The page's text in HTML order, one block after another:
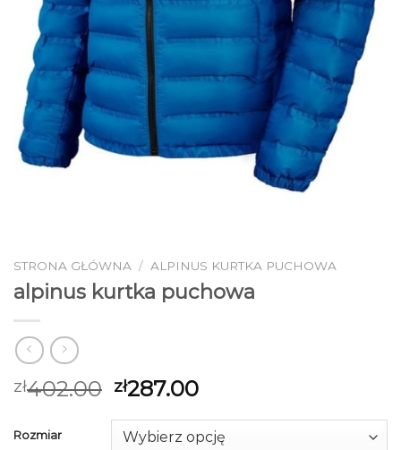
STRONA GŁÓWNA / ALPINUS KURTKA PUCHOWA
alpinus kurtka puchowa
zł402.00 zł287.00
Rozmiar